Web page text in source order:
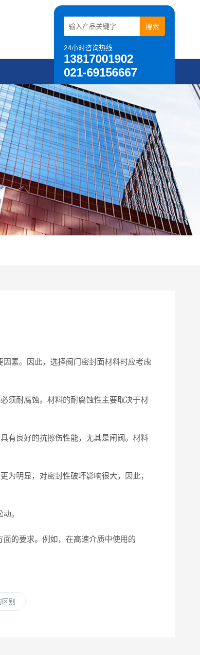
24小时咨询热线
13817001902
021-69156667
素。因此，选择阀门密封面材料时应考虑
须耐腐蚀。材料的耐腐蚀性主要取决于材
有良好的抗擦伤性能，尢其是闸阀。材料
为明显，对密封性破坏影响很大，因此，
。
的要求。例如，在高速介质中使用的
别